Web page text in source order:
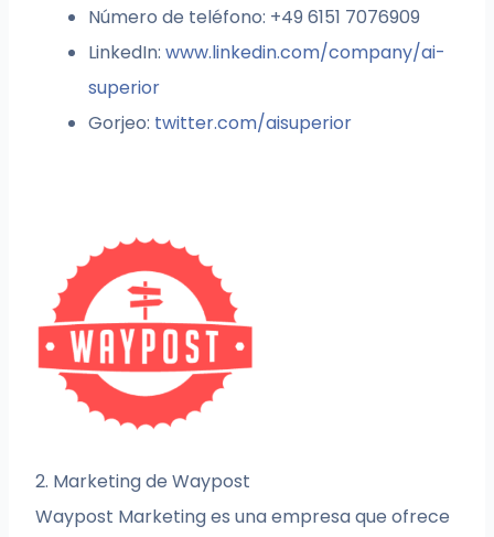
Número de teléfono: +49 6151 7076909
LinkedIn:www.linkedin.com/company/ai-
superior
Gorjeo: twitter.com/aisuperior
2. Marketing de Waypost
Waypost Marketing es una empresa que ofrece